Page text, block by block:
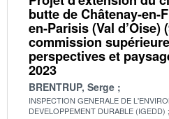
butte de Châtenay-en-
en-Parisis (Val d’Oise)
commission
perspectives et
2023
BRENTRUP, Serge
INSPECTION GENERALE DE
DEVELOPPEMENT DURABLE (IGEDD)